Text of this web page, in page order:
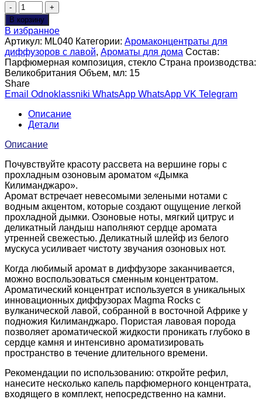
Количество
товара
Концентрат
"Дымка
Килиманджаро",
15
мл
В корзину
В избранное
Артикул: ML040 Категории: Аромаконцентраты для
диффузоров с лавой, Ароматы для дома Состав:
Парфюмерная композиция, стекло Страна производства:
Великобритания Объем, мл: 15
Share
Email Odnoklassniki WhatsApp WhatsApp VK Telegram
Описание
Детали
Описание
Почувствуйте красоту рассвета на вершине горы с
прохладным озоновым ароматом «Дымка
Килиманджаро».
Аромат встречает невесомыми зелеными нотами с
водным акцентом, которые создают ощущение легкой
прохладной дымки. Озоновые ноты, мягкий цитрус и
деликатный ландыш наполняют сердце аромата
утренней свежестью. Деликатный шлейф из белого
мускуса усиливает чистоту звучания озоновых нот.
Когда любимый аромат в диффузоре заканчивается,
можно воспользоваться сменным концентратом.
Ароматический концентрат используется в уникальных
инновационных диффузорах Magma Rocks с
вулканической лавой, собранной в восточной Африке у
подножия Килиманджаро. Пористая лавовая порода
позволяет ароматической жидкости проникать глубоко в
сердце камня и интенсивно ароматизировать
пространство в течение длительного времени.
Рекомендации по использованию: откройте рефил,
нанесите несколько капель парфюмерного концентрата,
входящего в комплект, непосредственно на камни.